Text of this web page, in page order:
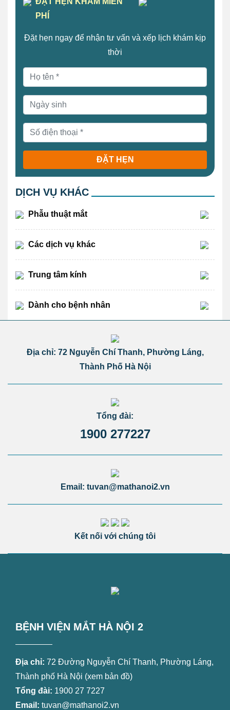
PHÍ
Đặt hẹn ngay để nhận tư vấn và xếp lịch khám kịp
thời
ĐẶT HẸN
DỊCH VỤ KHÁC
Phẫu thuật mắt
Các dịch vụ khác
Trung tâm kính
Dành cho bệnh nhân
Địa chỉ: 72 Nguyễn Chí Thanh, Phường Láng,
Thành Phố Hà Nội
Tổng đài:
1900 277227
Email: tuvan@mathanoi2.vn
Kết nối với chúng tôi
BỆNH VIỆN MẮT HÀ NỘI 2
Địa chỉ: 72 Đường Nguyễn Chí Thanh, Phường Láng,
Thành phố Hà Nội (xem bản đồ)
Tổng đài: 1900 27 7227
Email: tuvan@mathanoi2.vn